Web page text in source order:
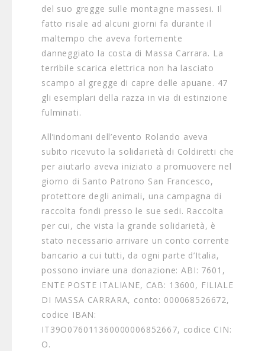
del suo gregge sulle montagne massesi. Il
fatto risale ad alcuni giorni fa durante il
maltempo che aveva fortemente
danneggiato la costa di Massa Carrara. La
terribile scarica elettrica non ha lasciato
scampo al gregge di capre delle apuane. 47
gli esemplari della razza in via di estinzione
fulminati.
All’indomani dell’evento Rolando aveva
subito ricevuto la solidarietà di Coldiretti che
per aiutarlo aveva iniziato a promuovere nel
giorno di Santo Patrono San Francesco,
protettore degli animali, una campagna di
raccolta fondi presso le sue sedi. Raccolta
per cui, che vista la grande solidarietà, è
stato necessario arrivare un conto corrente
bancario a cui tutti, da ogni parte d’Italia,
possono inviare una donazione: ABI: 7601,
ENTE POSTE ITALIANE, CAB: 13600, FILIALE
DI MASSA CARRARA, conto: 000068526672,
codice IBAN:
IT39O076011360000006852667, codice CIN:
O.